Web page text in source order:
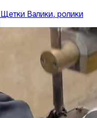
Щетки Валики, ролики